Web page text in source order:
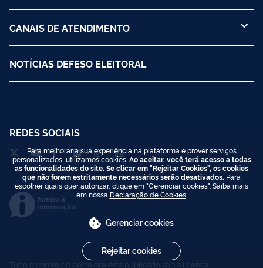
CANAIS DE ATENDIMENTO
REDES SOCIAIS
Para melhorar a sua experiência na plataforma e prover serviços
personalizados, utilizamos cookies. Ao aceitar, você terá acesso a todas
as funcionalidades do site. Se clicar em "Rejeitar Cookies", os cookies
que não forem estritamente necessários serão desativados. Para
escolher quais quer autorizar, clique em "Gerenciar cookies". Saiba mais
em nossa Declaração de Cookies.
Gerenciar cookies
Rejeitar cookies